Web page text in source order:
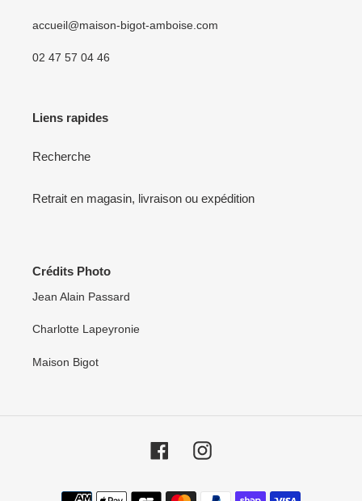
accueil@maison-bigot-amboise.com
02 47 57 04 46
Liens rapides
Recherche
Retrait en magasin, livraison ou expédition
Crédits Photo
Jean Alain Passard
Charlotte Lapeyronie
Maison Bigot
FacebookInstagram
Moyens